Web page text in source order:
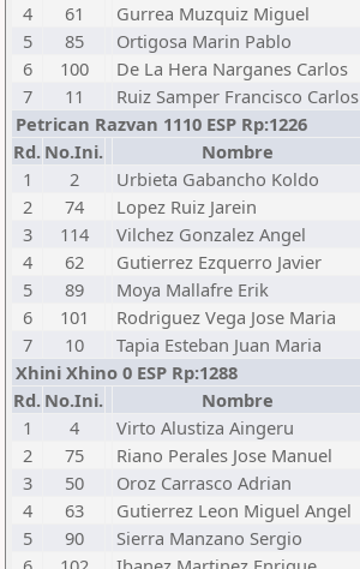
4
61 Gurrea Muzquiz Miguel
5
85 Ortigosa Marin Pablo
6
100 De La Hera Narganes Carlos
7
11 Ruiz Samper Francisco Carlos
Petrican Razvan 1110 ESP Rp:1226
Rd. No.Ini. Nombre
1
2 Urbieta Gabancho Koldo
2
74 Lopez Ruiz Jarein
3
114 Vilchez Gonzalez Angel
4
62 Gutierrez Ezquerro Javier
5
89 Moya Mallafre Erik
6
101 Rodriguez Vega Jose Maria
7
10 Tapia Esteban Juan Maria
Xhini Xhino 0 ESP Rp:1288
Rd. No.Ini. Nombre
1
4 Virto Alustiza Aingeru
2
75 Riano Perales Jose Manuel
3
50 Oroz Carrasco Adrian
4
63 Gutierrez Leon Miguel Angel
5
90 Sierra Manzano Sergio